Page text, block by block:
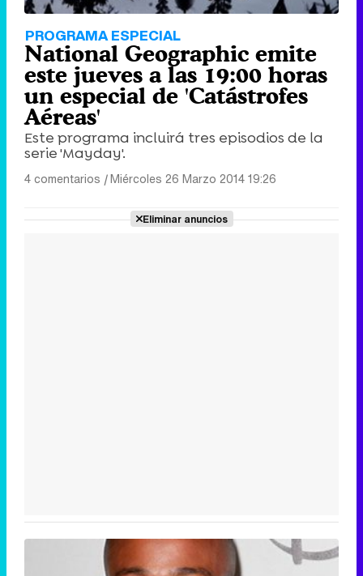
PROGRAMA ESPECIAL
National Geographic emite
este jueves a las 19:00 horas
un especial de 'Catástrofes
Aéreas'
Este programa incluirá tres episodios de la
serie 'Mayday'.
4 comentarios |Miércoles 26 Marzo 2014 19:26
Eliminar anuncios